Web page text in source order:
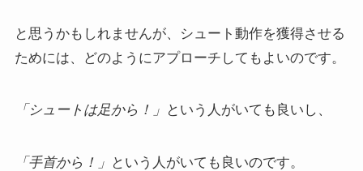
と思うかもしれませんが、シュート動作を獲得させる
ためには、どのようにアプローチしてもよいのです。
「シュートは足から！」 という人がいても良いし、
「手首から！」 という人がいても良いのです。